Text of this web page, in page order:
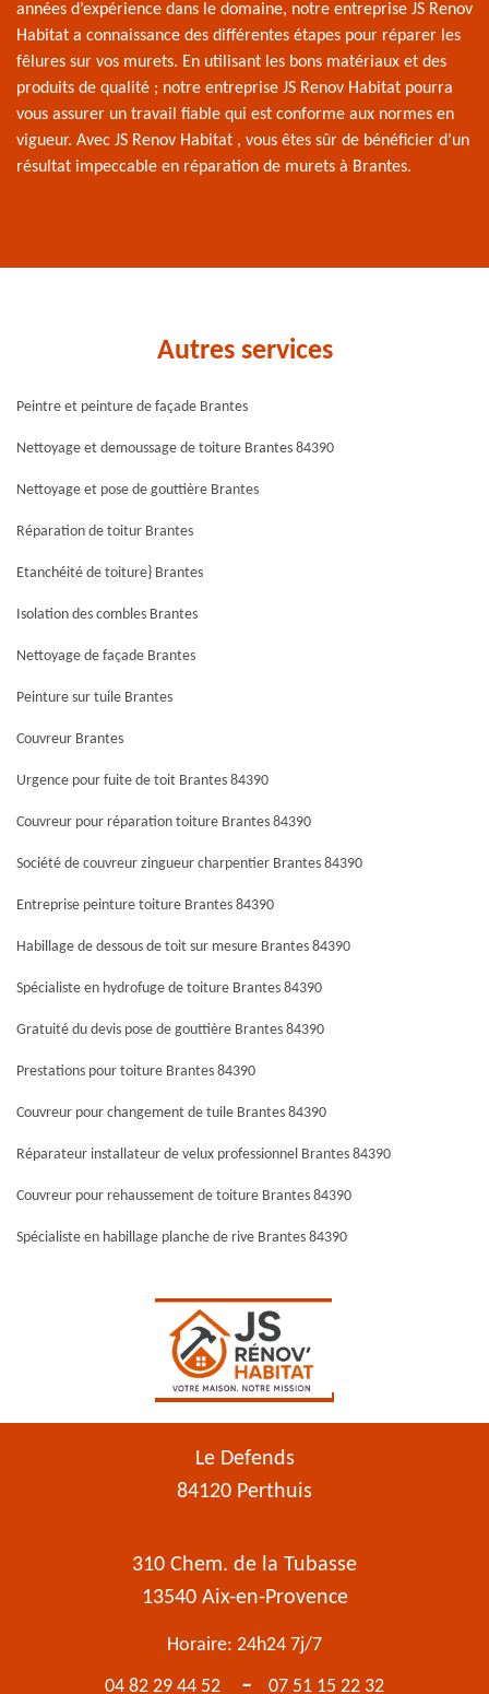
années d’expérience dans le domaine, notre entreprise JS Renov
Habitat a connaissance des différentes étapes pour réparer les
fêlures sur vos murets. En utilisant les bons matériaux et des
produits de qualité ; notre entreprise JS Renov Habitat pourra
vous assurer un travail fiable qui est conforme aux normes en
vigueur. Avec JS Renov Habitat , vous êtes sûr de bénéficier d’un
résultat impeccable en réparation de murets à Brantes.
Autres services
Peintre et peinture de façade Brantes
Nettoyage et demoussage de toiture Brantes 84390
Nettoyage et pose de gouttière Brantes
Réparation de toitur Brantes
Etanchéité de toiture} Brantes
Isolation des combles Brantes
Nettoyage de façade Brantes
Peinture sur tuile Brantes
Couvreur Brantes
Urgence pour fuite de toit Brantes 84390
Couvreur pour réparation toiture Brantes 84390
Société de couvreur zingueur charpentier Brantes 84390
Entreprise peinture toiture Brantes 84390
Habillage de dessous de toit sur mesure Brantes 84390
Spécialiste en hydrofuge de toiture Brantes 84390
Gratuité du devis pose de gouttière Brantes 84390
Prestations pour toiture Brantes 84390
Couvreur pour changement de tuile Brantes 84390
Réparateur installateur de velux professionnel Brantes 84390
Couvreur pour rehaussement de toiture Brantes 84390
Spécialiste en habillage planche de rive Brantes 84390
Le Defends
84120 Perthuis
310 Chem. de la Tubasse
13540 Aix-en-Provence
Horaire: 24h24 7j/7
04 82 29 44 52
- 07 51 15 22 32